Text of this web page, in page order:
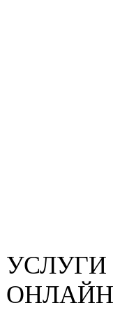
УСЛУГИ
ОНЛАЙН